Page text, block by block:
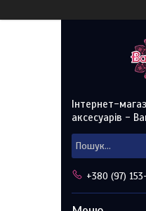
Інтернет-
аксесуарів -
+380 (97)